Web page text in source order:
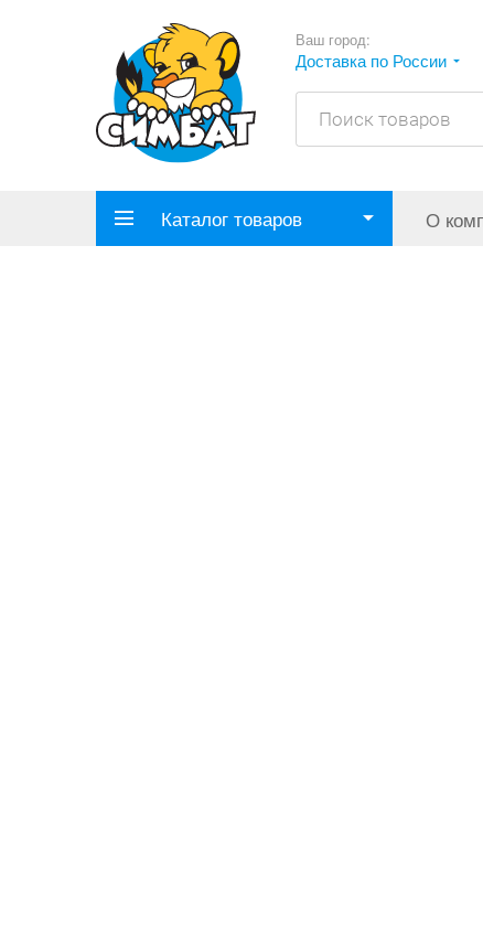
Ваш город:
Доставка по России
Каталог товаров О